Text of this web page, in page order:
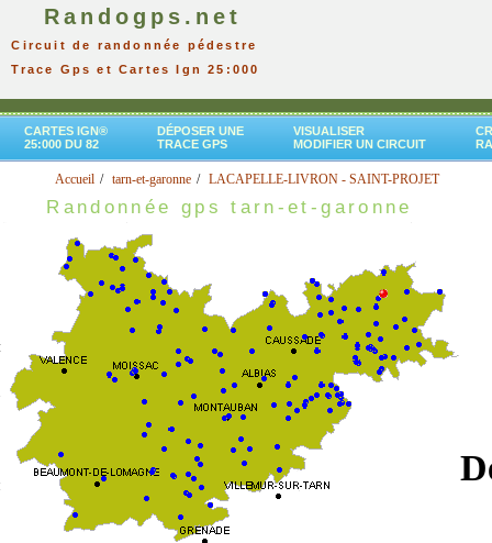
Randogps.net
Circuit de randonnée pédestre
Trace Gps et Cartes Ign 25:000
CARTES IGN®
25:000 DU 82
DÉPOSER UNE
TRACE GPS
VISUALISER
MODIFIER UN CIRCUIT
Accueil tarn-et-garonne LACAPELLE-LIVRON - SAINT-PROJET
Randonnée gps tarn-et-garonne